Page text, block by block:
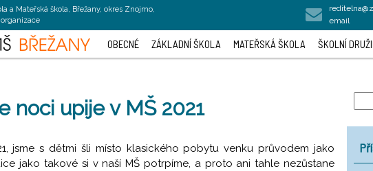
a Mateřská škola, Břežany, okres Znojmo,
email
OBECNÉ ZÁKLADNÍ ŠKOLA MATEŘSKÁ ŠKOLA ŠKOLNÍ
noci upije v MŠ 2021
jsme s dětmi šli místo klasického pobytu venku průvodem jako
jako takové si v naší MŠ potrpíme, a proto ani tahle nezůstane